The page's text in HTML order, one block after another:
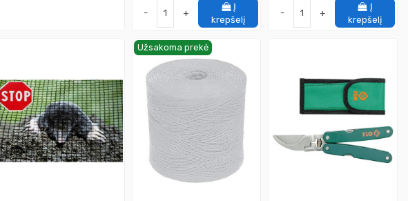
- +
Į
krepšelį
- +
Į
krepšelį
Užsakoma prekė